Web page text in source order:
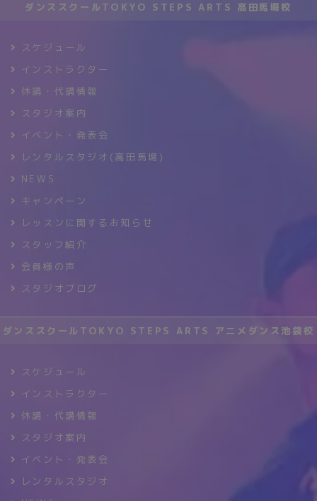
ダンススクールTOKYO STEPS ARTS 高田馬場校
スケジュール
インストラクター
休講・代講情報
スタジオ案内
イベント・発表会
レンタルスタジオ(高田馬場)
NEWS
キャンペーン
レッスンに関するお知らせ
スタッフ紹介
会員様の声
スタジオブログ
ダンススクールTOKYO STEPS ARTS アニメダンス池袋校
スケジュール
インストラクター
休講・代講情報
スタジオ案内
イベント・発表会
レンタルスタジオ